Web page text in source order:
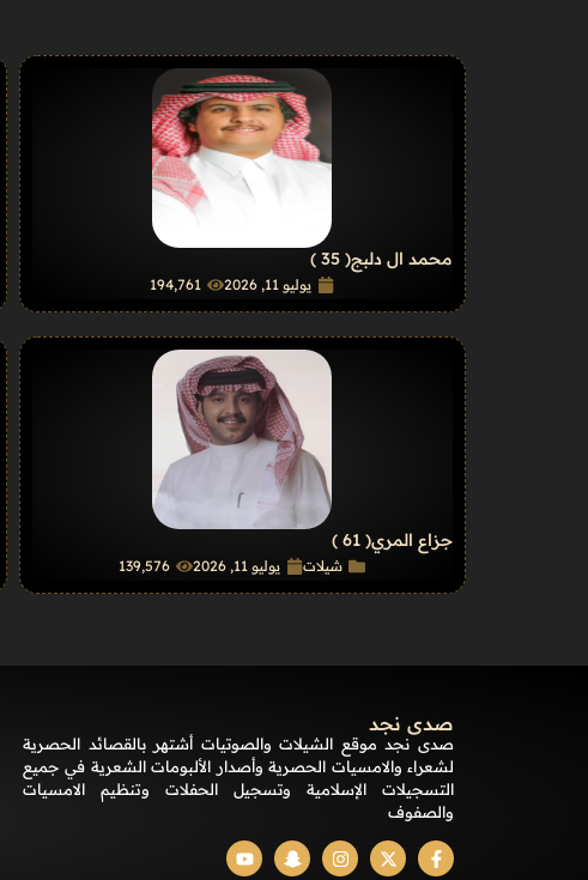
محمد ال دلبج( 35 )
يوليو 11, 2026 194٬761
جزاع المري( 61 )
شيلات يوليو 11, 2026 139٬576
صدى نجد
صدى نجد موقع الشيلات والصوتيات أشتهر بالقصائد الحصرية
لشعراء والامسيات الحصرية وأصدار الألبومات الشعرية في جميع
التسجيلات الإسلامية وتسجيل الحفلات وتنظيم الامسيات
والصفوف